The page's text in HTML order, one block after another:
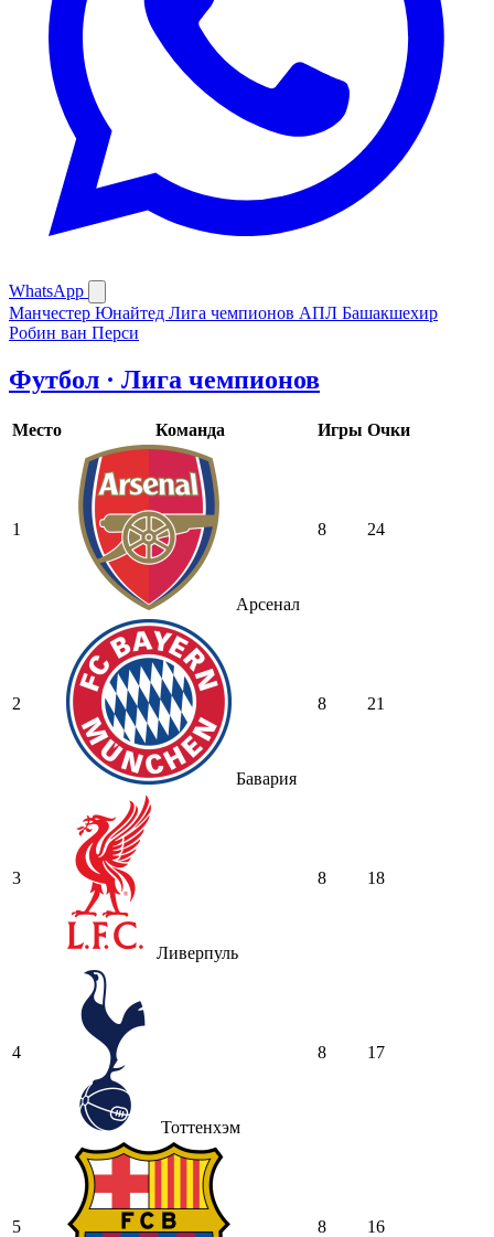
WhatsApp
Манчестер Юнайтед Лига чемпионов АПЛ Башакшехир
Робин ван Перси
Футбол · Лига чемпионов
Место Команда Игры Очки
1
Арсенал
8 24
2
Бавария
8 21
3
Ливерпуль
8 18
4
Тоттенхэм
8 17
5 8 16